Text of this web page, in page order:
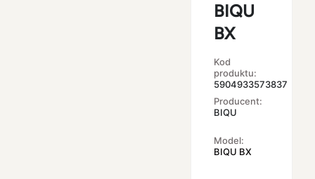
BIQU
BX
Kod
produktu:
5904933573837
Producent:
BIQU
Model:
BIQU BX